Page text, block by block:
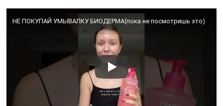
НЕ ПОКУПАЙ УМЫВАЛКУ БИОДЕРМА(пока не посмотришь это)